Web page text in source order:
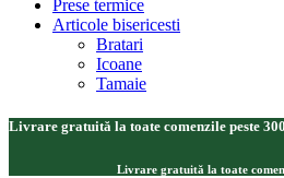
Prese termice
Articole bisericesti
Bratari
Icoane
Tamaie
Livrare gratuită la toate comenzile peste
Livrare gratuită la toate